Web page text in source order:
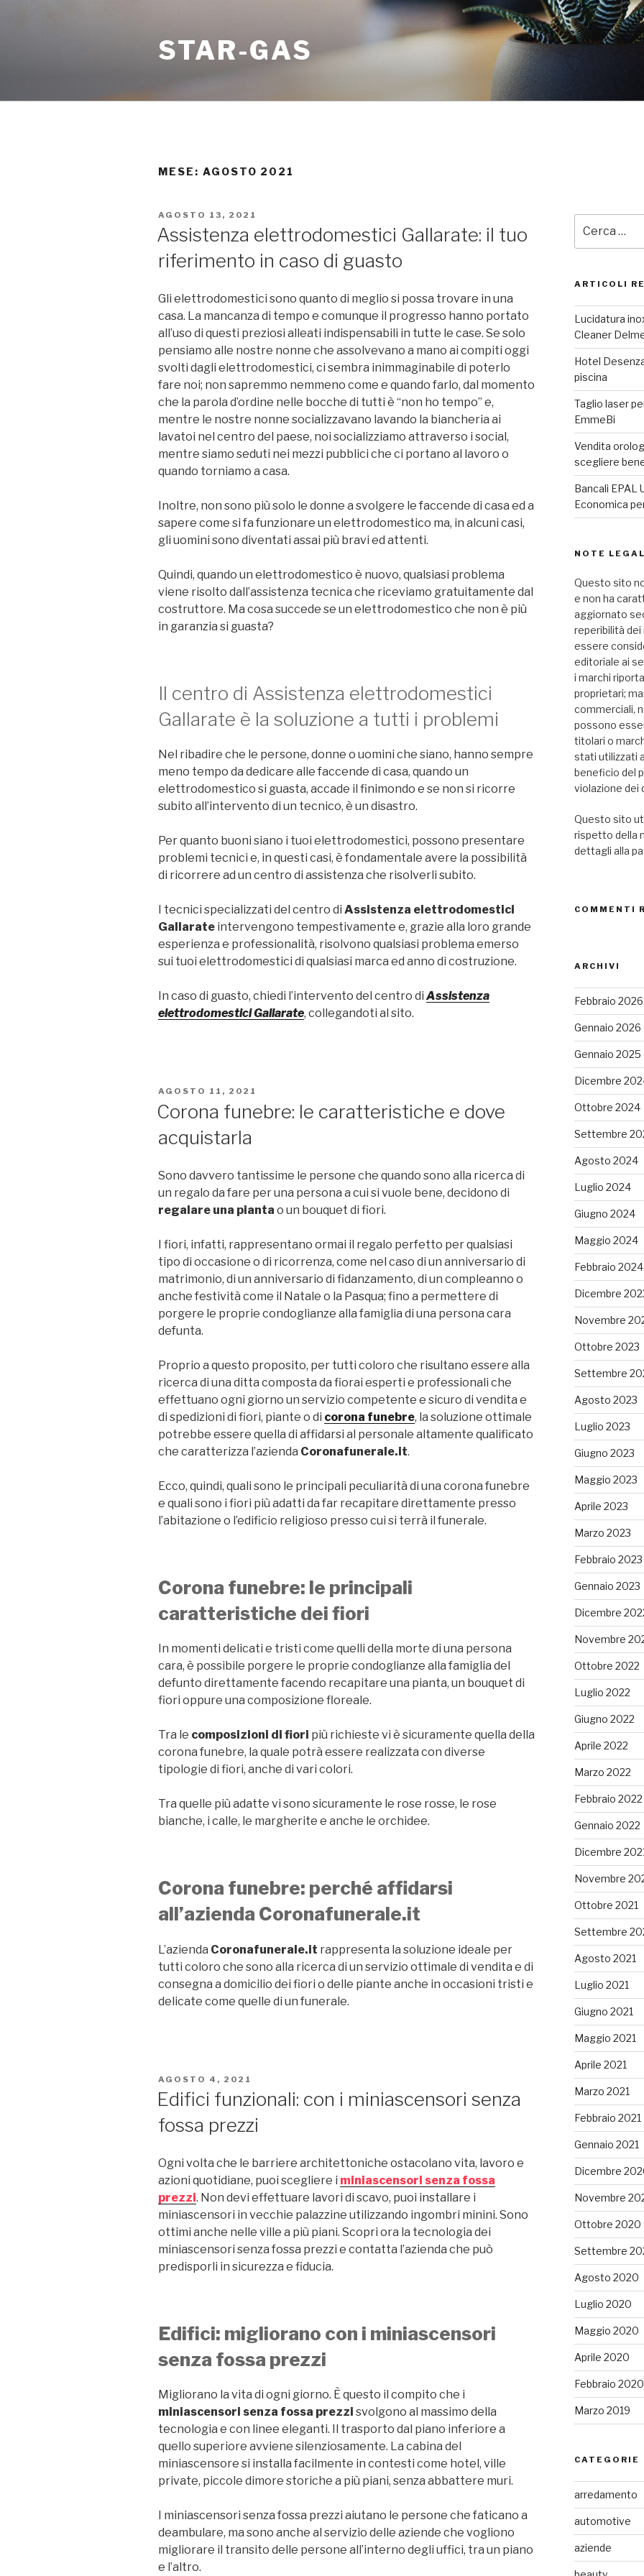
STAR-GAS
MESE: AGOSTO 2021
PUBBLICATO
AGOSTO 13, 2021
Assistenza elettrodomestici Gallarate: il tuo
riferimento in caso di guasto
Gli elettrodomestici sono quanto di meglio si possa trovare in una
casa. La mancanza di tempo e comunque il progresso hanno portato
all’uso di questi preziosi alleati indispensabili in tutte le case. Se solo
pensiamo alle nostre nonne che assolvevano a mano ai compiti oggi
svolti dagli elettrodomestici, ci sembra inimmaginabile di poterlo
fare noi; non sapremmo nemmeno come e quando farlo, dal momento
che la parola d’ordine nelle bocche di tutti è “non ho tempo” e,
mentre le nostre nonne socializzavano lavando la biancheria ai
lavatoi nel centro del paese, noi socializziamo attraverso i social,
mentre siamo seduti nei mezzi pubblici che ci portano al lavoro o
quando torniamo a casa.
Inoltre, non sono più solo le donne a svolgere le faccende di casa ed a
sapere come si fa funzionare un elettrodomestico ma, in alcuni casi,
gli uomini sono diventati assai più bravi ed attenti.
Quindi, quando un elettrodomestico è nuovo, qualsiasi problema
viene risolto dall’assistenza tecnica che riceviamo gratuitamente dal
costruttore. Ma cosa succede se un elettrodomestico che non è più
in garanzia si guasta?
Il centro di Assistenza elettrodomestici
Gallarate è la soluzione a tutti i problemi
Nel ribadire che le persone, donne o uomini che siano, hanno sempre
meno tempo da dedicare alle faccende di casa, quando un
elettrodomestico si guasta, accade il finimondo e se non si ricorre
subito all’intervento di un tecnico, è un disastro.
Per quanto buoni siano i tuoi elettrodomestici, possono presentare
problemi tecnici e, in questi casi, è fondamentale avere la possibilità
di ricorrere ad un centro di assistenza che risolverli subito.
I tecnici specializzati del centro di Assistenza elettrodomestici
Gallarate intervengono tempestivamente e, grazie alla loro grande
esperienza e professionalità, risolvono qualsiasi problema emerso
sui tuoi elettrodomestici di qualsiasi marca ed anno di costruzione.
In caso di guasto, chiedi l’intervento del centro di Assistenza
elettrodomestici Gallarate, collegandoti al sito.
PUBBLICATO
AGOSTO 11, 2021
Corona funebre: le caratteristiche e dove
acquistarla
Sono davvero tantissime le persone che quando sono alla ricerca di
un regalo da fare per una persona a cui si vuole bene, decidono di
regalare una pianta o un bouquet di fiori.
I fiori, infatti, rappresentano ormai il regalo perfetto per qualsiasi
tipo di occasione o di ricorrenza, come nel caso di un anniversario di
matrimonio, di un anniversario di fidanzamento, di un compleanno o
anche festività come il Natale o la Pasqua; fino a permettere di
porgere le proprie condoglianze alla famiglia di una persona cara
defunta.
Proprio a questo proposito, per tutti coloro che risultano essere alla
ricerca di una ditta composta da fiorai esperti e professionali che
effettuano ogni giorno un servizio competente e sicuro di vendita e
di spedizioni di fiori, piante o di corona funebre, la soluzione ottimale
potrebbe essere quella di affidarsi al personale altamente qualificato
che caratterizza l’azienda Coronafunerale.it.
Ecco, quindi, quali sono le principali peculiarità di una corona funebre
e quali sono i fiori più adatti da far recapitare direttamente presso
l’abitazione o l’edificio religioso presso cui si terrà il funerale.
Corona funebre: le principali
caratteristiche dei fiori
In momenti delicati e tristi come quelli della morte di una persona
cara, è possibile porgere le proprie condoglianze alla famiglia del
defunto direttamente facendo recapitare una pianta, un bouquet di
fiori oppure una composizione floreale.
Tra le composizioni di fiori più richieste vi è sicuramente quella della
corona funebre, la quale potrà essere realizzata con diverse
tipologie di fiori, anche di vari colori.
Tra quelle più adatte vi sono sicuramente le rose rosse, le rose
bianche, i calle, le margherite e anche le orchidee.
Corona funebre: perché affidarsi
all’azienda Coronafunerale.it
L’azienda Coronafunerale.it rappresenta la soluzione ideale per
tutti coloro che sono alla ricerca di un servizio ottimale di vendita e di
consegna a domicilio dei fiori o delle piante anche in occasioni tristi e
delicate come quelle di un funerale.
PUBBLICATO
AGOSTO 4, 2021
Edifici funzionali: con i miniascensori senza
fossa prezzi
Ogni volta che le barriere architettoniche ostacolano vita, lavoro e
azioni quotidiane, puoi scegliere i miniascensori senza fossa
prezzi. Non devi effettuare lavori di scavo, puoi installare i
miniascensori in vecchie palazzine utilizzando ingombri minini. Sono
ottimi anche nelle ville a più piani. Scopri ora la tecnologia dei
miniascensori senza fossa prezzi e contatta l’azienda che può
predisporli in sicurezza e fiducia.
Edifici: migliorano con i miniascensori
senza fossa prezzi
Migliorano la vita di ogni giorno. È questo il compito che i
miniascensori senza fossa prezzi svolgono al massimo della
tecnologia e con linee eleganti. Il trasporto dal piano inferiore a
quello superiore avviene silenziosamente. La cabina del
miniascensore si installa facilmente in contesti come hotel, ville
private, piccole dimore storiche a più piani, senza abbattere muri.
I miniascensori senza fossa prezzi aiutano le persone che faticano a
deambulare, ma sono anche al servizio delle aziende che vogliono
migliorare il transito delle persone all’interno degli uffici, tra un piano
e l’altro.
ARTICOLI
Lucidatura
Cleaner
Hotel
piscina
Taglio laser
EmmeBi
Vendita
scegliere
Bancali EPAL
Economica
NOTE
Questo sito
e non ha
aggiornato
reperibilità
essere
editoriale ai
i marchi
proprietari;
commerciali,
possono
titolari o
stati utilizzati
beneficio del
violazione dei
Questo sito
rispetto della
dettagli alla
COMMENTI
ARCHIVI
Febbraio 2026
Gennaio 2026
Gennaio 2025
Dicembre
Ottobre 2024
Settembre
Agosto 2024
Luglio 2024
Giugno 2024
Maggio 2024
Febbraio 2024
Dicembre
Novembre
Ottobre 2023
Settembre
Agosto 2023
Luglio 2023
Giugno 2023
Maggio 2023
Aprile 2023
Marzo 2023
Febbraio 2023
Gennaio 2023
Dicembre
Novembre
Ottobre 2022
Luglio 2022
Giugno 2022
Aprile 2022
Marzo 2022
Febbraio 2022
Gennaio 2022
Dicembre
Novembre
Ottobre 2021
Settembre
Agosto 2021
Luglio 2021
Giugno 2021
Maggio 2021
Aprile 2021
Marzo 2021
Febbraio 2021
Gennaio 2021
Dicembre
Novembre
Ottobre 2020
Settembre
Agosto 2020
Luglio 2020
Maggio 2020
Aprile 2020
Febbraio 2020
Marzo 2019
CATEGORIE
arredamento
automotive
aziende